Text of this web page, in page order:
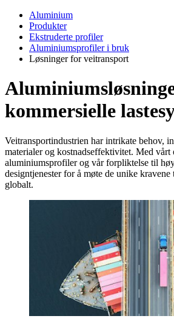
Aluminium
Produkter
Ekstruderte profiler
Aluminiumsprofiler i bruk
Løsninger for veitransport
kommersielle
Veitransportindustrien har intrikate behov,
materialer og kostnadseffektivitet. Med vårt
aluminiumsprofiler og vår forpliktelse til
designtjenester for å møte de unike
globalt.